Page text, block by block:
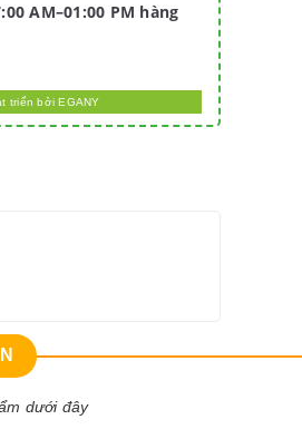
AM–01:00 PM hàng
triển bởi EGANY
dưới đây